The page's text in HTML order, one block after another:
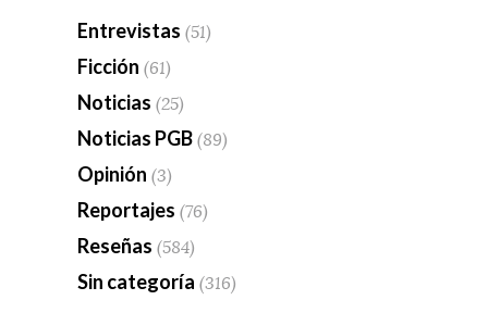
Entrevistas (51)
Ficción (61)
Noticias (25)
Noticias PGB (89)
Opinión (3)
Reportajes (76)
Reseñas (584)
Sin categoría (316)